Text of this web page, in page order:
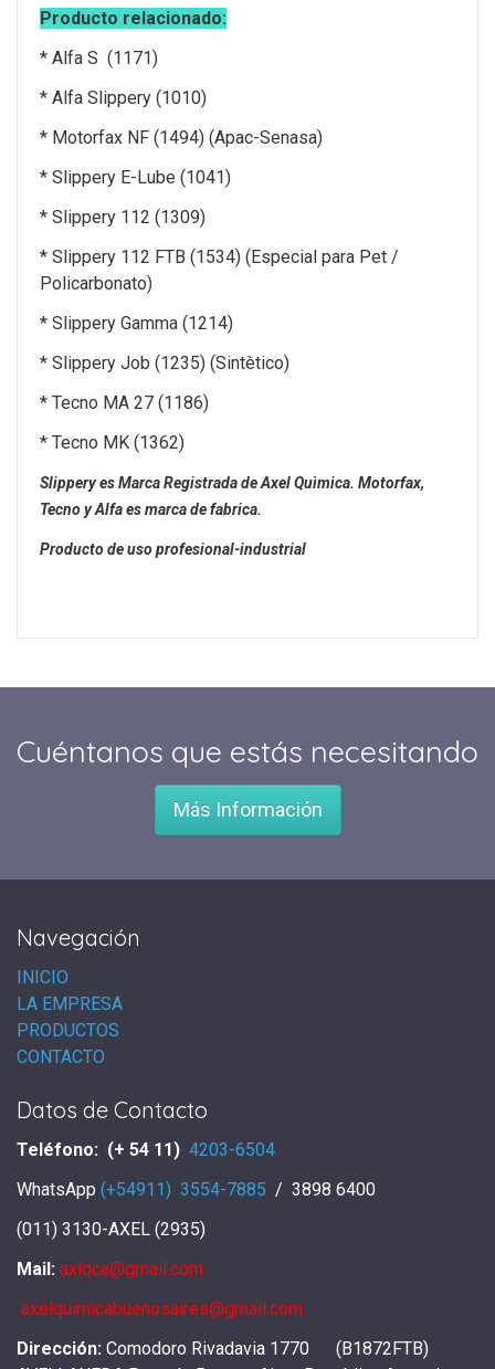
Producto relacionado:
* Alfa S (1171)
* Alfa Slippery (1010)
* Motorfax NF (1494) (Apac-Senasa)
* Slippery E-Lube (1041)
* Slippery 112 (1309)
* Slippery 112 FTB (1534) (Especial para Pet /
Policarbonato)
* Slippery Gamma (1214)
* Slippery Job (1235) (Sintètico)
* Tecno MA 27 (1186)
* Tecno MK (1362)
Slippery es Marca Registrada de Axel Quìmica. Motorfax,
Tecno y Alfa es marca de fabrica.
Producto de uso profesional-industrial
Cuéntanos que estás necesitando
Más Información
Navegación
INICIO
LA EMPRESA
PRODUCTOS
CONTACTO
Datos de Contacto
Teléfono: (+ 54 11) 4203-6504
WhatsApp (+54911) 3554-7885 / 3898 6400
(011) 3130-AXEL (2935)
Mail: axlqca@gmail.com
axelquimicabuenosaires@gmail.com
Dirección: Comodoro Rivadavia 1770 (B1872FTB)